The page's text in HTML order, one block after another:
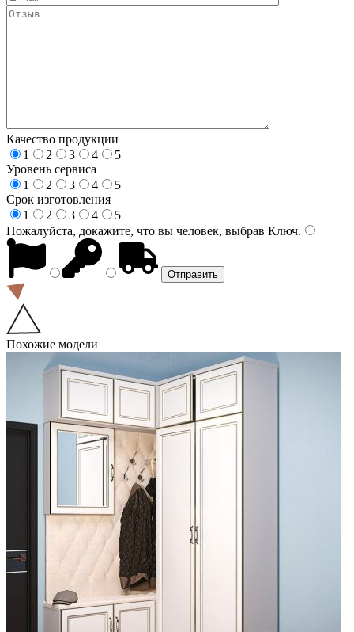
Качество продукции
1
2 3 4
5
Уровень сервиса
1
2 3 4
5
Срок изготовления
1
2 3 4
5
Пожалуйста, докажите, что вы человек, выбрав Ключ.
Похожие модели